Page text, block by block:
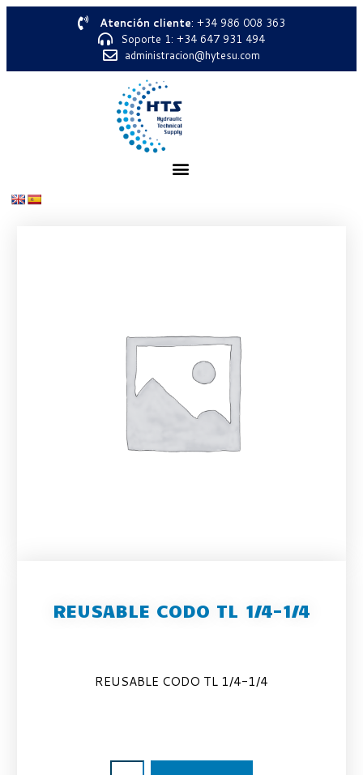
Atención cliente: +34 986 008 363
Soporte 1: +34 647 931 494
administracion@hytesu.com
REUSABLE CODO TL 1/4-1/4
REUSABLE CODO TL 1/4-1/4